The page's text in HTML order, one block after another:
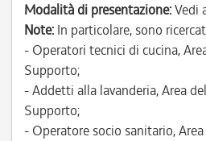
Modalità di presentazione:Vedi
Note: In particolare, sono
- Operatori tecnici di cucina,
Supporto;
- Addetti alla lavanderia, Area
Supporto;
- Operatore socio sanitario,